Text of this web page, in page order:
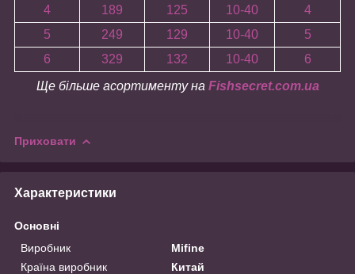
4 189 125 10-40
4
5
249 129 10-40
5
6
329 132 10-40
6
Ще більше асортименту на Fishsecret.com.ua
Приховати
Характеристики
Основні
Виробник
Mifine
Країна виробник
Китай